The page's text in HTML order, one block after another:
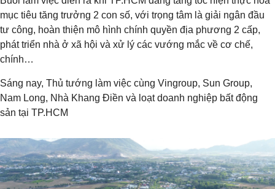
mục tiêu tăng trưởng 2 con số, với trọng tâm là giải ngân đầu
tư công, hoàn thiện mô hình chính quyền địa phương 2 cấp,
phát triển nhà ở xã hội và xử lý các vướng mắc về cơ chế,
chính…
Sáng nay, Thủ tướng làm việc cùng Vingroup, Sun Group,
Nam Long, Nhà Khang Điền và loạt doanh nghiệp bất động
sản tại TP.HCM